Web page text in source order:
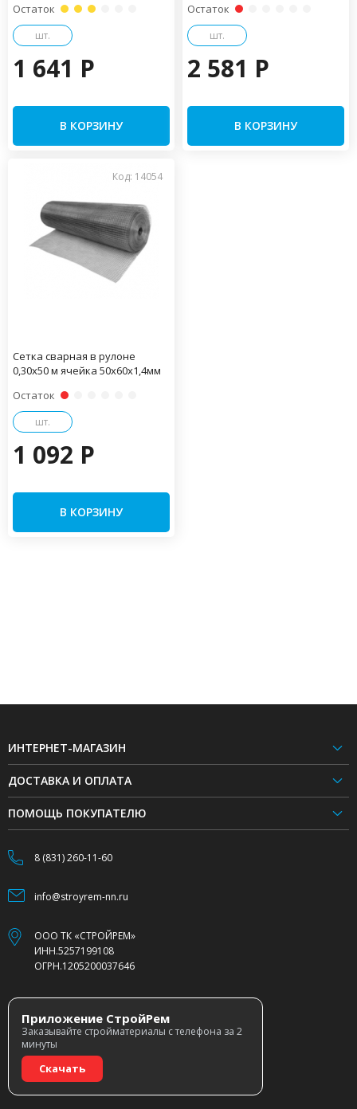
Остаток
шт.
1 641 P
В КОРЗИНУ
Остаток
шт.
2 581 P
В КОРЗИНУ
Код: 14054
Сетка сварная в рулоне
0,30х50 м ячейка 50х60х1,4мм
Остаток
шт.
1 092 P
В КОРЗИНУ
ИНТЕРНЕТ-МАГАЗИН
ДОСТАВКА И ОПЛАТА
ПОМОЩЬ ПОКУПАТЕЛЮ
8 (831) 260-11-60
info@stroyrem-nn.ru
ООО ТК «СТРОЙРЕМ»
ИНН.5257199108
ОГРН.1205200037646
Приложение СтройРем
Заказывайте стройматериалы с телефона за 2
минуты
Скачать